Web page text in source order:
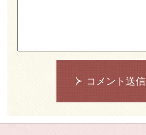
コメント送信